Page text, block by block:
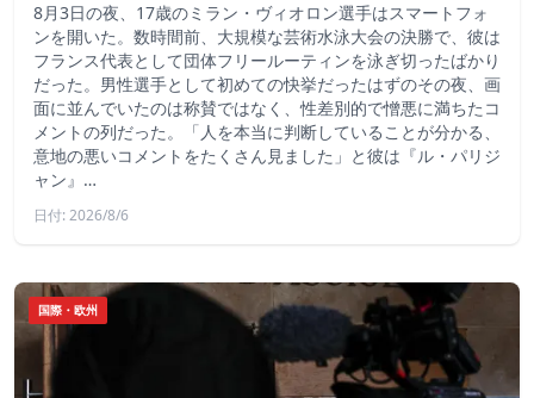
8月3日の夜、17歳のミラン・ヴィオロン選手はスマートフォ
ンを開いた。数時間前、大規模な芸術水泳大会の決勝で、彼は
フランス代表として団体フリールーティンを泳ぎ切ったばかり
だった。男性選手として初めての快挙だったはずのその夜、画
面に並んでいたのは称賛ではなく、性差別的で憎悪に満ちたコ
メントの列だった。「人を本当に判断していることが分かる、
意地の悪いコメントをたくさん見ました」と彼は『ル・パリジ
ャン』…
日付: 2026/8/6
国際・欧州